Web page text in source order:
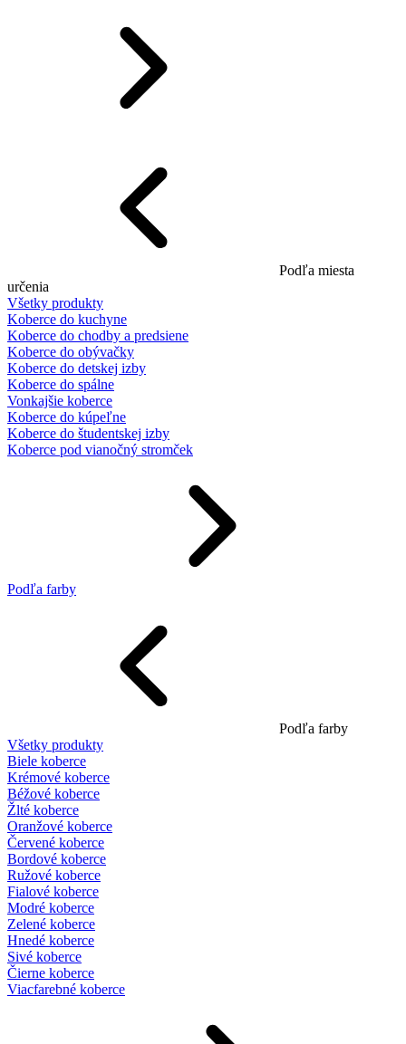
Podľa miesta
určenia
Všetky produkty
Koberce do kuchyne
Koberce do chodby a predsiene
Koberce do obývačky
Koberce do detskej izby
Koberce do spálne
Vonkajšie koberce
Koberce do kúpeľne
Koberce do študentskej izby
Koberce pod vianočný stromček
Podľa farby
Podľa farby
Všetky produkty
Biele koberce
Krémové koberce
Béžové koberce
Žlté koberce
Oranžové koberce
Červené koberce
Bordové koberce
Ružové koberce
Fialové koberce
Modré koberce
Zelené koberce
Hnedé koberce
Sivé koberce
Čierne koberce
Viacfarebné koberce